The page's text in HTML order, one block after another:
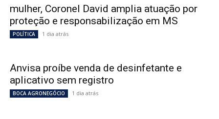
mulher, Coronel David amplia atuação por
proteção e responsabilização em MS
POLÍTICA 1 dia atrás
Anvisa proíbe venda de desinfetante e
aplicativo sem registro
BOCA AGRONEGÓCIO 1 dia atrás